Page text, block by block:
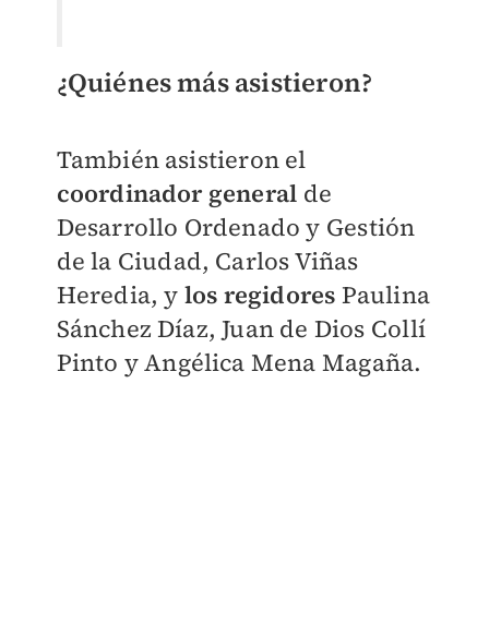
¿Quiénes más asistieron?
También asistieron el
coordinador general de
Desarrollo Ordenado y Gestión
de la Ciudad, Carlos Viñas
Heredia, y los regidores Paulina
Sánchez Díaz, Juan de Dios Collí
Pinto y Angélica Mena Magaña.